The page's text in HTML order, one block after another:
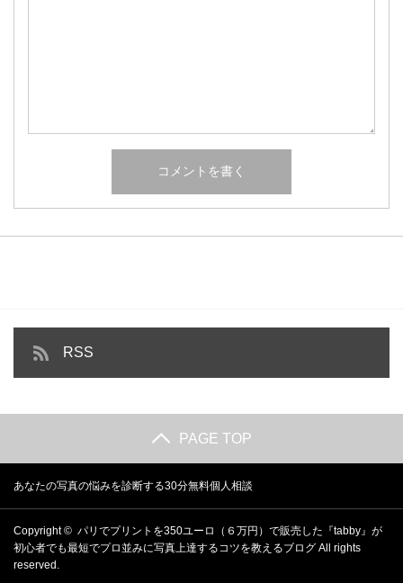
RSS
PAGE TOP
あなたの写真の悩みを診断する30分無料個人相談
Copyright © パリでプリントを350ユーロ（６万円）で販売した『tabby』が
初心者でも最短でプロ並みに写真上達するコツを教えるブログ All rights
reserved.